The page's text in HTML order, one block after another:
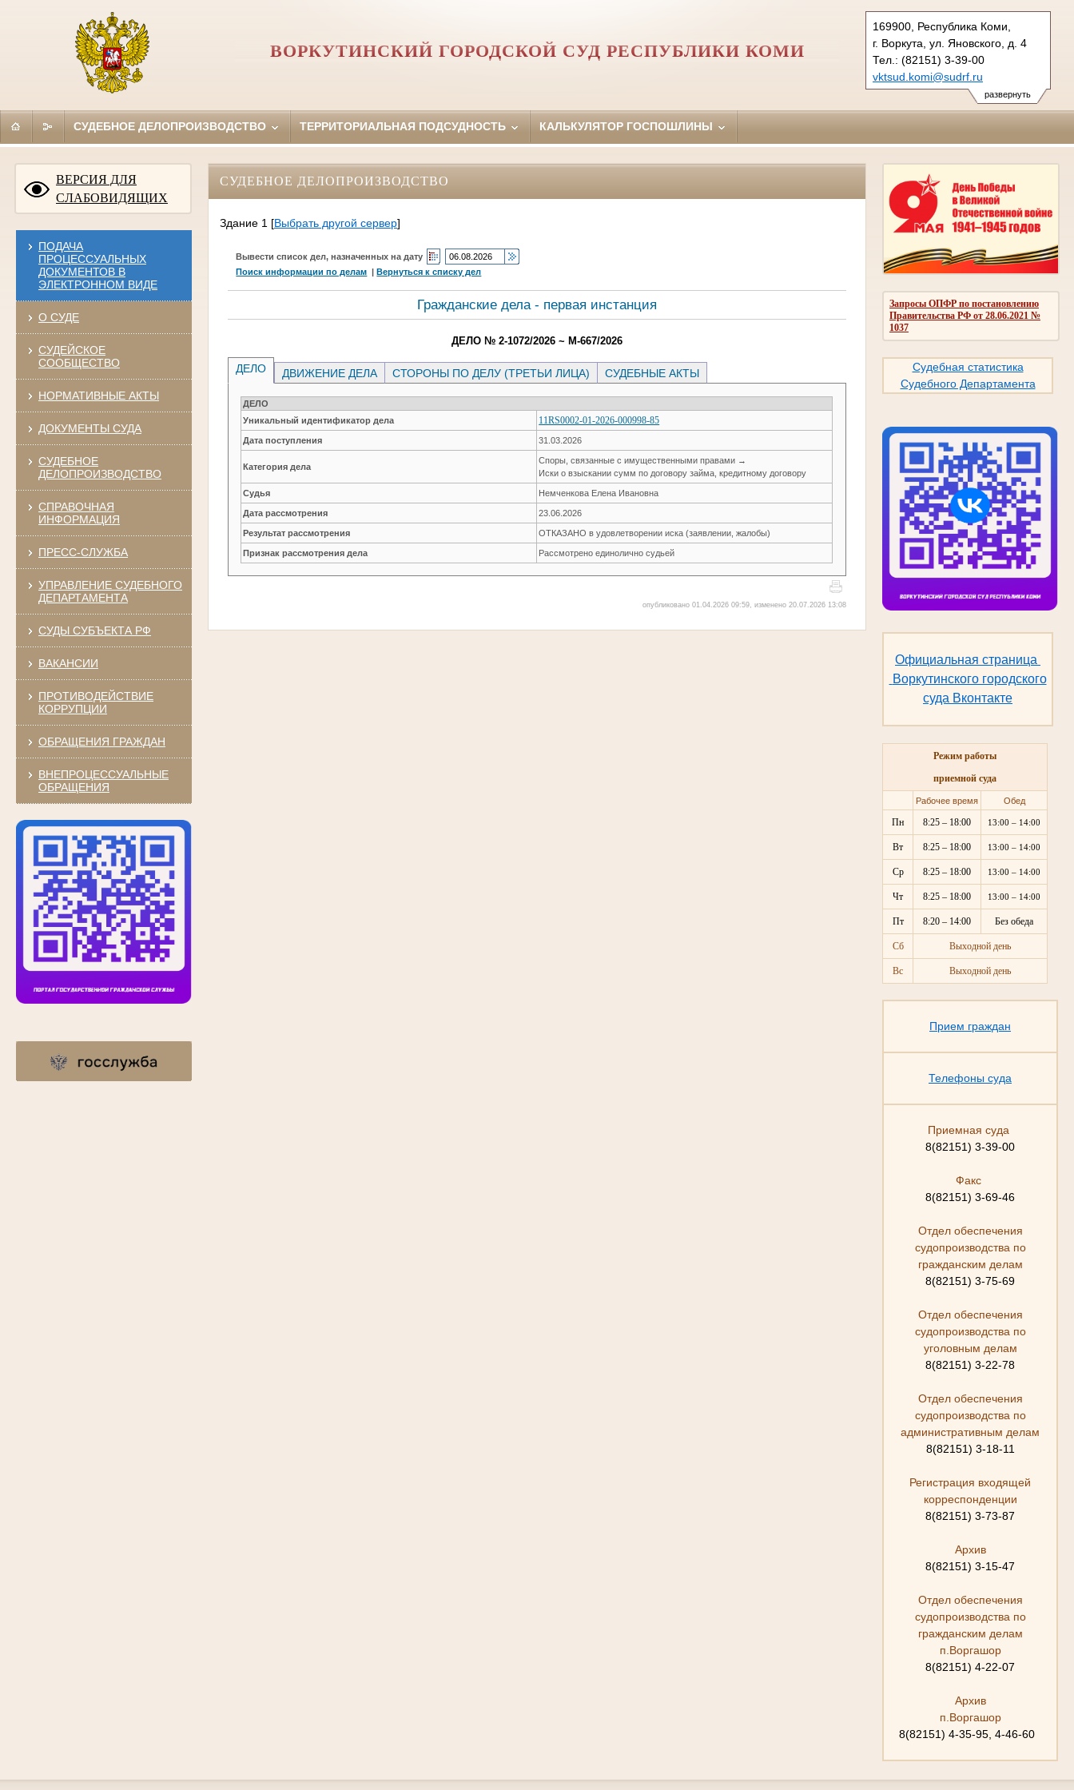
развернуть
169900, Республика Коми,
г. Воркута, ул. Яновского, д. 4
Тел.: (82151) 3-39-00
vktsud.komi@sudrf.ru
vktsud2.komi@sudrf.ru
схема проезда
ВОРКУТИНСКИЙ ГОРОДСКОЙ СУД РЕСПУБЛИКИ КОМИ
СУДЕБНОЕ ДЕЛОПРОИЗВОДСТВО ТЕРРИТОРИАЛЬНАЯ ПОДСУДНОСТЬ КАЛЬКУЛЯТОР ГОСПОШЛИНЫ
ВЕРСИЯ ДЛЯ
СЛАБОВИДЯЩИХ
ПОДАЧА
ПРОЦЕССУАЛЬНЫХ
ДОКУМЕНТОВ В
ЭЛЕКТРОННОМ ВИДЕ
О СУДЕ
СУДЕЙСКОЕ
СООБЩЕСТВО
НОРМАТИВНЫЕ АКТЫ
ДОКУМЕНТЫ СУДА
СУДЕБНОЕ
ДЕЛОПРОИЗВОДСТВО
СПРАВОЧНАЯ
ИНФОРМАЦИЯ
ПРЕСС-СЛУЖБА
УПРАВЛЕНИЕ СУДЕБНОГО
ДЕПАРТАМЕНТА
СУДЫ СУБЪЕКТА РФ
ВАКАНСИИ
ПРОТИВОДЕЙСТВИЕ
КОРРУПЦИИ
ОБРАЩЕНИЯ ГРАЖДАН
ВНЕПРОЦЕССУАЛЬНЫЕ
ОБРАЩЕНИЯ
Запросы ОПФР по постановлению
Правительства РФ от 28.06.2021 №
1037
Судебная статистика
Судебного Департамента
Официальная страница
Воркутинского городского
суда Вконтакте
Режим работы
приемной суда
Рабочее время Обед
Пн 8:25 – 18:00 13:00 – 14:00
Вт 8:25 – 18:00 13:00 – 14:00
Ср 8:25 – 18:00 13:00 – 14:00
Чт 8:25 – 18:00 13:00 – 14:00
Пт 8:20 – 14:00 Без обеда
Сб Выходной день
Вс Выходной день
Прием граждан
Телефоны суда
Приемная суда
8(82151) 3-39-00
Факс
8(82151) 3-69-46
Отдел обеспечения
судопроизводства по
гражданским делам
8(82151) 3-75-69
Отдел обеспечения
судопроизводства по
уголовным делам
8(82151) 3-22-78
Отдел обеспечения
судопроизводства по
административным делам
8(82151) 3-18-11
Регистрация входящей
корреспонденции
8(82151) 3-73-87
Архив
8(82151) 3-15-47
Отдел обеспечения
судопроизводства по
гражданским делам
п.Воргашор
8(82151) 4-22-07
Архив
п.Воргашор
8(82151) 4-35-95, 4-46-60
СУДЕБНОЕ ДЕЛОПРОИЗВОДСТВО
Здание 1[Выбрать другой сервер]
Вывести список дел, назначенных на дату
Поиск информации по делам |Вернуться к списку дел
Гражданские дела - первая инстанция
ДЕЛО № 2-1072/2026 ~ М-667/2026
ДЕЛО ДВИЖЕНИЕ ДЕЛА СТОРОНЫ ПО ДЕЛУ (ТРЕТЬИ ЛИЦА) СУДЕБНЫЕ АКТЫ
ДЕЛО
Уникальный идентификатор дела
11RS0002-01-2026-000998-85
Дата поступления 31.03.2026
Категория дела
Споры, связанные с имущественными правами →
Иски о взыскании сумм по договору займа, кредитному договору
Судья Немченкова Елена Ивановна
Дата рассмотрения 23.06.2026
Результат рассмотрения ОТКАЗАНО в удовлетворении иска (заявлении, жалобы)
Признак рассмотрения дела Рассмотрено единолично судьей
опубликовано 01.04.2026 09:59, изменено 20.07.2026 13:08